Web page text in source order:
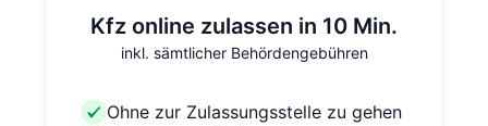
Kfz online zulassen in 10 Min.
inkl. sämtlicher Behördengebühren
Ohne zur Zulassungsstelle zu gehen